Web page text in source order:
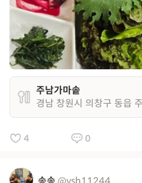
주남가마솥
경남 창원시 의창구 동읍
4 0